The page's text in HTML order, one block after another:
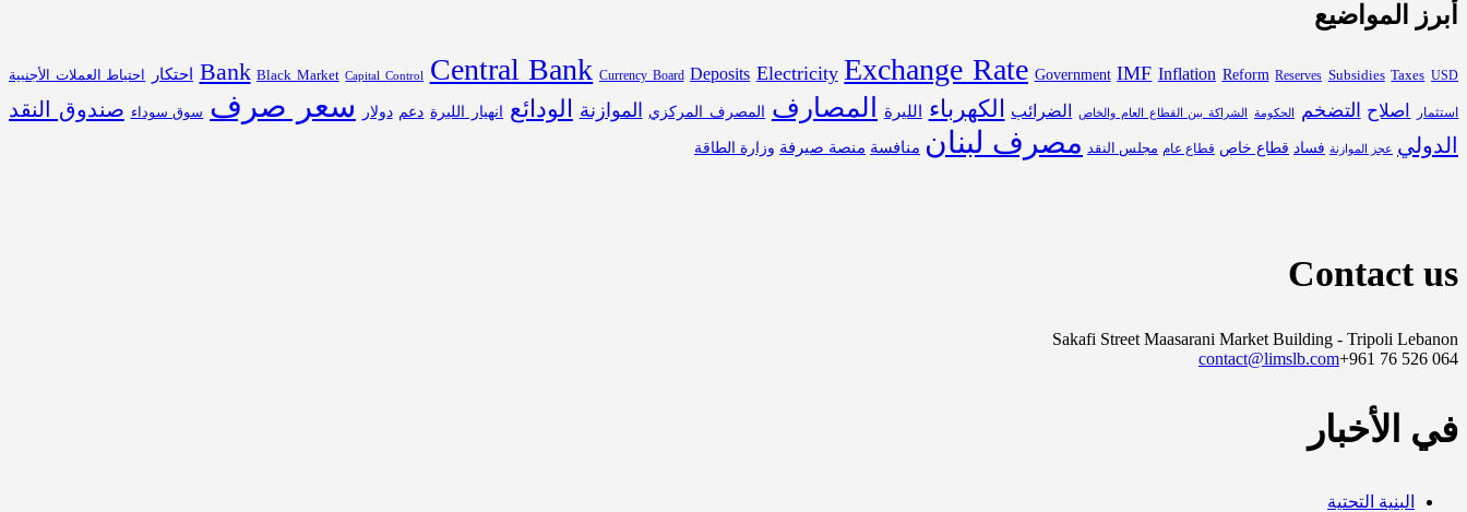
أبرز المواضيع
Bank Black Market Capital Control Central Bank Currency Board Deposits Electricity Exchange Rate Government IMF Inflation Reform Reserves Subsidies Taxes USD احتكار احتياط العملات الأجنبية
استثمار اصلاح التضخم الحكومة الشراكة بين القطاع العام والخاص الضرائب الكهرباء الليرة المصارف المصرف المركزي الموازنة الودائع انهيار الليرة دعم دولار سعر صرف سوق سوداء صندوق النقد
الدولي عجز الموازنة فساد قطاع خاص قطاع عام مجلس النقد مصرف لبنان منافسة منصة صيرفة وزارة الطاقة
Contact us
Sakafi Street Maasarani Market Building - Tripoli Lebanon
contact@limslb.com+961 76 526 064
في الأخبار
البنية التحتية